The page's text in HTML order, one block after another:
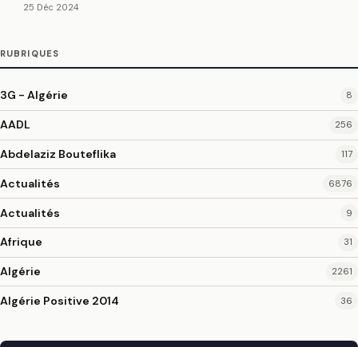
25 Déc 2024
RUBRIQUES
3G - Algérie 8
AADL 256
Abdelaziz Bouteflika 117
Actualités 6876
Actualités 9
Afrique 31
Algérie 2261
Algérie Positive 2014 36